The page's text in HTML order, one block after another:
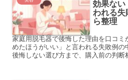
効果ない
われる失
ら整理
家庭用脱毛器で後悔した理由を口コ
めたほうがいい」と言われる失敗例
後悔しない選び方まで、購入前の判断